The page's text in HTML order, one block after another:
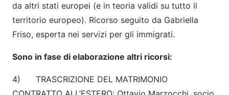
da altri stati europei (e in teoria validi su tutto il
territorio europeo). Ricorso seguito da Gabriella
Friso, esperta nei servizi per gli immigrati.
Sono in fase di elaborazione altri ricorsi:
4) TRASCRIZIONE DEL MATRIMONIO